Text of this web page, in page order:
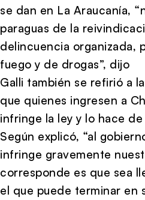
se dan en La Araucanía,
paraguas de la
delincuencia organizada,
fuego y de drogas”, dijo
Galli también se refirió a
que quienes ingresen a
infringe la ley y lo hace
Según explicó, “al
infringe gravemente
corresponde es que sea
el que puede terminar en